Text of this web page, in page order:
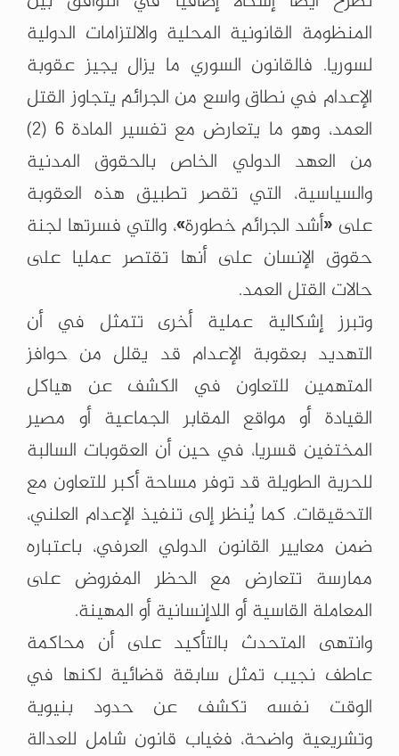
المنظومة القانونية المحلية والالتزامات الدولية
لسوريا. فالقانون السوري ما يزال يجيز عقوبة
الإعدام في نطاق واسع من الجرائم يتجاوز القتل
العمد، وهو ما يتعارض مع تفسير المادة 6 (2)
من العهد الدولي الخاص بالحقوق المدنية
والسياسية، التي تقصر تطبيق هذه العقوبة
على «أشد الجرائم خطورة»، والتي فسرتها لجنة
حقوق الإنسان على أنها تقتصر عمليا على
حالات القتل العمد.
وتبرز إشكالية عملية أخرى تتمثل في أن
التهديد بعقوبة الإعدام قد يقلل من حوافز
المتهمين للتعاون في الكشف عن هياكل
القيادة أو مواقع المقابر الجماعية أو مصير
المختفين قسريا، في حين أن العقوبات السالبة
للحرية الطويلة قد توفر مساحة أكبر للتعاون مع
التحقيقات. كما يُنظر إلى تنفيذ الإعدام العلني،
ضمن معايير القانون الدولي العرفي، باعتباره
ممارسة تتعارض مع الحظر المفروض على
المعاملة القاسية أو اللاإنسانية أو المهينة.
وانتهى المتحدث بالتأكيد على أن محاكمة
عاطف نجيب تمثل سابقة قضائية لكنها في
الوقت نفسه تكشف عن حدود بنيوية
وتشريعية واضحة، فغياب قانون شامل للعدالة